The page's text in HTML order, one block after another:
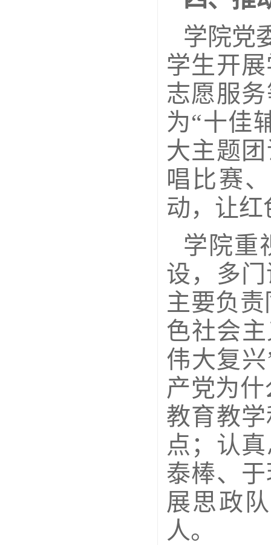
学院党
学生开
志愿服
为“十佳
大主题
唱比赛
动，让
学院重
设，多
主要负
色社会
伟大复
产党为
教育教
点；认
泰棒、
展思政
人。